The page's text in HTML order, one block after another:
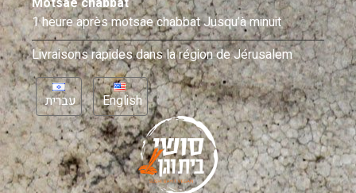
1 heure après motsae chabbat Jusqu’à minuit
Livraisons rapides dans la région de Jérusalem
עברית English